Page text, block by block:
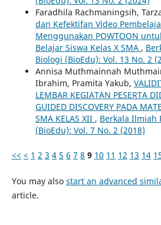
Faradhila Rachmaningsih,
dan Kefektifan Video
Menggunakan POWTOON
Belajar Siswa Kelas X SMA ,
Biologi (BioEdu): Vol. 13 No. 2
Annisa Muthmainnah
Ibrahim, Pramita Yakub,
LEMBAR KEGIATAN PESERTA
GUIDED DISCOVERY PADA
SMA KELAS XII , Berkala Ilmiah
(BioEdu): Vol. 7 No. 2 (2018)
<< < 1 2 3 4 5 6 7 8 9 10 11 12 13 14
You may also start an advanced
article.